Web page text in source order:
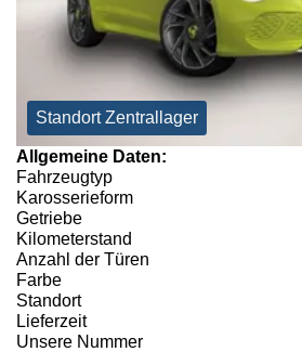
Standort Zentrallager
Allgemeine Daten:
Fahrzeugtyp
Karosserieform
Getriebe
Kilometerstand
Anzahl der Türen
Farbe
Standort
Lieferzeit
Unsere Nummer